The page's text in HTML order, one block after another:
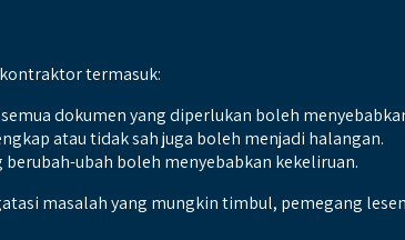
termasuk:
dokumen yang diperlukan boleh
atau tidak sah juga boleh menjadi halangan.
berubah-ubah boleh menyebabkan kekeliruan.
masalah yang mungkin timbul, pemegang